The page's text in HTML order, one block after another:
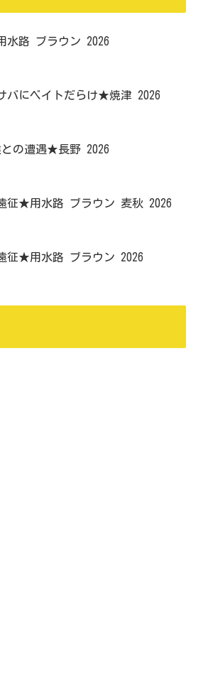
水路 ブラウン 2026
バにベイトだらけ★焼津 2026
の遭遇★長野 2026
征★用水路 ブラウン 麦秋 2026
征★用水路 ブラウン 2026